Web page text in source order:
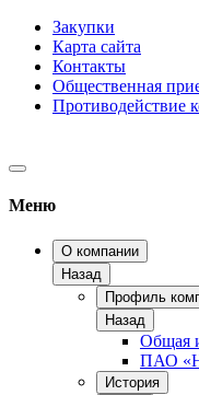
Закупки
Карта сайта
Контакты
Общественная
Противодействие
Меню
О компании
Назад
Профиль
Назад
Общая
ПАО
История